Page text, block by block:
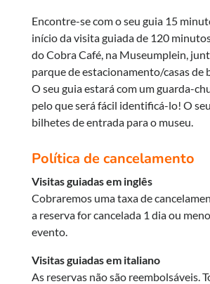
Encontre-se com o seu guia 15
início da visita guiada de 120
do Cobra Café, na Museumplein,
parque de estacionamento/casas de
O seu guia estará com um guarda-
pelo que será fácil identificá-lo! O
bilhetes de entrada para o museu.
Política de cancelamento
Visitas guiadas em inglês
Cobraremos uma taxa de
a reserva for cancelada 1 dia ou
evento.
Visitas guiadas em italiano
As reservas não são reembolsáveis.